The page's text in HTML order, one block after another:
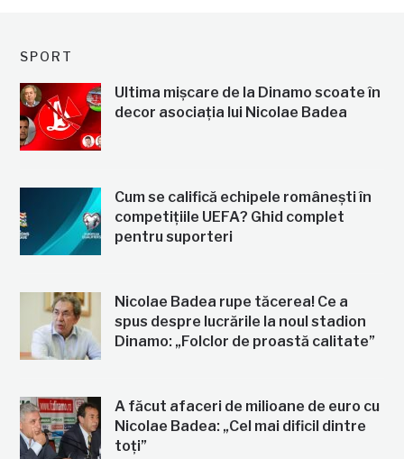
SPORT
Ultima mișcare de la Dinamo scoate în
decor asociația lui Nicolae Badea
Cum se califică echipele românești în
competițiile UEFA? Ghid complet
pentru suporteri
Nicolae Badea rupe tăcerea! Ce a
spus despre lucrările la noul stadion
Dinamo: „Folclor de proastă calitate”
A făcut afaceri de milioane de euro cu
Nicolae Badea: „Cel mai dificil dintre
toți”